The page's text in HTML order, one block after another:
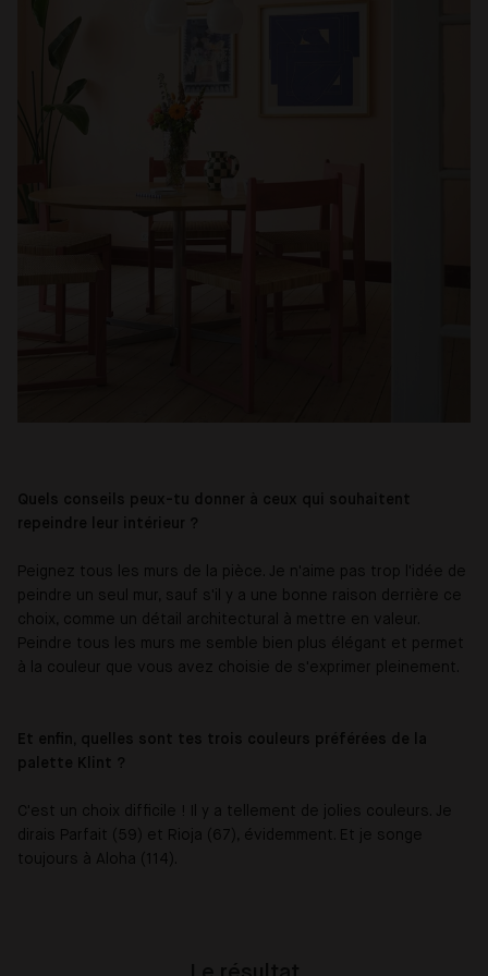
Quels conseils peux-tu donner à ceux qui souhaitent
repeindre leur intérieur ?
Peignez tous les murs de la pièce. Je n'aime pas trop l'idée de
peindre un seul mur, sauf s'il y a une bonne raison derrière ce
choix, comme un détail architectural à mettre en valeur.
Peindre tous les murs me semble bien plus élégant et permet
à la couleur que vous avez choisie de s'exprimer pleinement.
Et enfin, quelles sont tes trois couleurs préférées de la
palette Klint ?
C'est un choix difficile ! Il y a tellement de jolies couleurs. Je
dirais Parfait (59) et Rioja (67), évidemment. Et je songe
toujours à Aloha (114).